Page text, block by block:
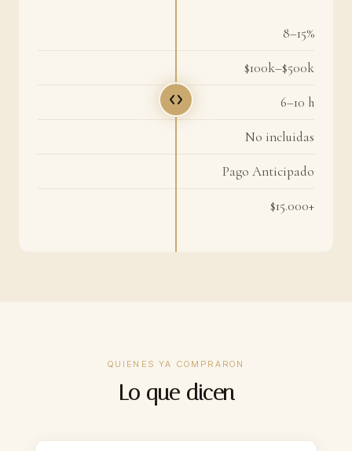
8–15%
$100k–$500k
6–10 h
No incluidas
Pago Anticipado
$15.000+
$44.900–$69.900
Incluidas
QUIENES YA COMPRARON
Lo que dicen